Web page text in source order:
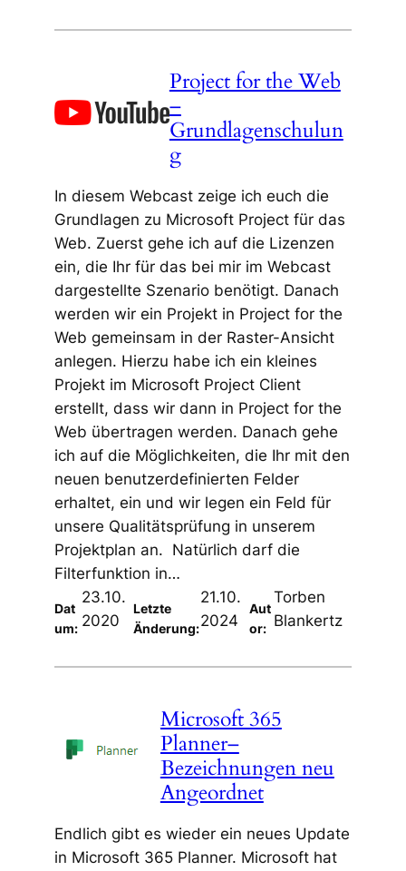
Project for the Web
–
Grundlagenschulun
g
In diesem Webcast zeige ich euch die
Grundlagen zu Microsoft Project für das
Web. Zuerst gehe ich auf die Lizenzen
ein, die Ihr für das bei mir im Webcast
dargestellte Szenario benötigt. Danach
werden wir ein Projekt in Project for the
Web gemeinsam in der Raster-Ansicht
anlegen. Hierzu habe ich ein kleines
Projekt im Microsoft Project Client
erstellt, dass wir dann in Project for the
Web übertragen werden. Danach gehe
ich auf die Möglichkeiten, die Ihr mit den
neuen benutzerdefinierten Felder
erhaltet, ein und wir legen ein Feld für
unsere Qualitätsprüfung in unserem
Projektplan an. Natürlich darf die
Filterfunktion in…
Dat
um:
23.10.
2020
Letzte
Änderung:
21.10.
2024
Aut
or:
Torben
Blankertz
Microsoft 365
Planner–
Bezeichnungen neu
Angeordnet
Endlich gibt es wieder ein neues Update
in Microsoft 365 Planner. Microsoft hat